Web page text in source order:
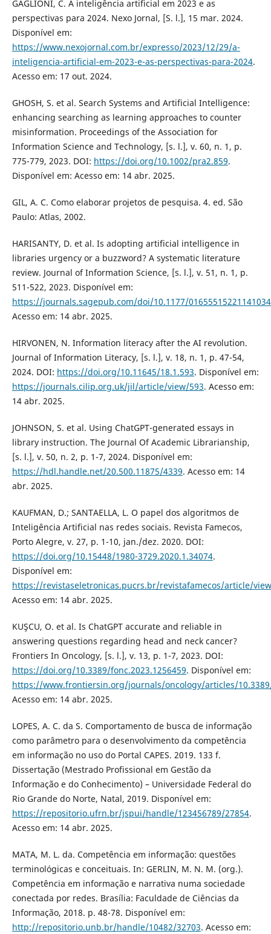
GAGLIONI, C. A inteligência artificial em 2023 e as
perspectivas para 2024. Nexo Jornal, [S. l.], 15 mar. 2024.
Disponível em:
https://www.nexojornal.com.br/expresso/2023/12/29/a-
inteligencia-artificial-em-2023-e-as-perspectivas-para-2024.
Acesso em: 17 out. 2024.
GHOSH, S. et al. Search Systems and Artificial Intelligence:
enhancing searching as learning approaches to counter
misinformation. Proceedings of the Association for
Information Science and Technology, [s. l.], v. 60, n. 1, p.
775-779, 2023. DOI: https://doi.org/10.1002/pra2.859.
Disponível em: Acesso em: 14 abr. 2025.
GIL, A. C. Como elaborar projetos de pesquisa. 4. ed. São
Paulo: Atlas, 2002.
HARISANTY, D. et al. Is adopting artificial intelligence in
libraries urgency or a buzzword? A systematic literature
review. Journal of Information Science, [s. l.], v. 51, n. 1, p.
511-522, 2023. Disponível em:
https://journals.sagepub.com/doi/10.1177/01655515221141034
Acesso em: 14 abr. 2025.
HIRVONEN, N. Information literacy after the AI revolution.
Journal of Information Literacy, [s. l.], v. 18, n. 1, p. 47-54,
2024. DOI: https://doi.org/10.11645/18.1.593. Disponível em:
https://journals.cilip.org.uk/jil/article/view/593. Acesso em:
14 abr. 2025.
JOHNSON, S. et al. Using ChatGPT-generated essays in
library instruction. The Journal Of Academic Librarianship,
[s. l.], v. 50, n. 2, p. 1-7, 2024. Disponível em:
https://hdl.handle.net/20.500.11875/4339. Acesso em: 14
abr. 2025.
KAUFMAN, D.; SANTAELLA, L. O papel dos algoritmos de
Inteligência Artificial nas redes sociais. Revista Famecos,
Porto Alegre, v. 27, p. 1-10, jan./dez. 2020. DOI:
https://doi.org/10.15448/1980-3729.2020.1.34074.
Disponível em:
https://revistaseletronicas.pucrs.br/revistafamecos/article/
Acesso em: 14 abr. 2025.
KUŞCU, O. et al. Is ChatGPT accurate and reliable in
answering questions regarding head and neck cancer?
Frontiers In Oncology, [s. l.], v. 13, p. 1-7, 2023. DOI:
https://doi.org/10.3389/fonc.2023.1256459. Disponível em:
https://www.frontiersin.org/journals/oncology/articles/
Acesso em: 14 abr. 2025.
LOPES, A. C. da S. Comportamento de busca de informação
como parâmetro para o desenvolvimento da competência
em informação no uso do Portal CAPES. 2019. 133 f.
Dissertação (Mestrado Profissional em Gestão da
Informação e do Conhecimento) – Universidade Federal do
Rio Grande do Norte, Natal, 2019. Disponível em:
https://repositorio.ufrn.br/jspui/handle/123456789/27854.
Acesso em: 14 abr. 2025.
MATA, M. L. da. Competência em informação: questões
terminológicas e conceituais. In: GERLIN, M. N. M. (org.).
Competência em informação e narrativa numa sociedade
conectada por redes. Brasília: Faculdade de Ciências da
Informação, 2018. p. 48-78. Disponível em:
http://repositorio.unb.br/handle/10482/32703. Acesso em: